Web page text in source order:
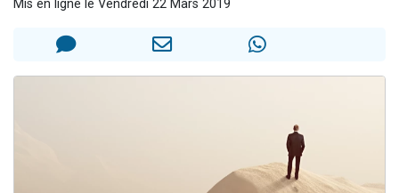
12 nouvelles musiques dans Torah-Box Music
Mis en ligne le Vendredi 22 Mars 2019